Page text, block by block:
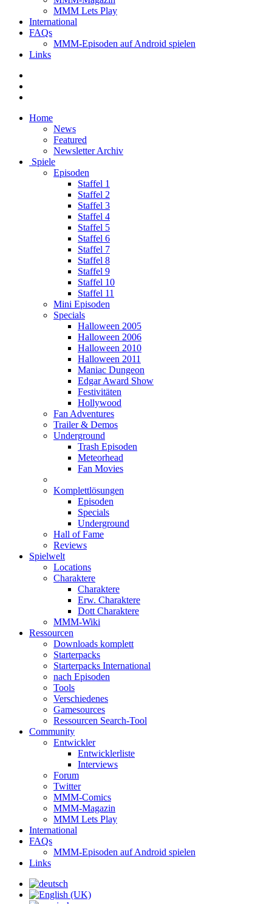
MMM Lets Play
International
FAQs
MMM-Episoden auf Android spielen
Links
Home
News
Featured
Newsletter Archiv
Spiele
Episoden
Staffel 1
Staffel 2
Staffel 3
Staffel 4
Staffel 5
Staffel 6
Staffel 7
Staffel 8
Staffel 9
Staffel 10
Staffel 11
Mini Episoden
Specials
Halloween 2005
Halloween 2006
Halloween 2010
Halloween 2011
Maniac Dungeon
Edgar Award Show
Festivitäten
Hollywood
Fan Adventures
Trailer & Demos
Underground
Trash Episoden
Meteorhead
Fan Movies
Komplettlösungen
Episoden
Specials
Underground
Hall of Fame
Reviews
Spielwelt
Locations
Charaktere
Charaktere
Erw. Charaktere
Dott Charaktere
MMM-Wiki
Ressourcen
Downloads komplett
Starterpacks
Starterpacks International
nach Episoden
Tools
Verschiedenes
Gamesources
Ressourcen Search-Tool
Community
Entwickler
Entwicklerliste
Interviews
Forum
Twitter
MMM-Comics
MMM-Magazin
MMM Lets Play
International
FAQs
MMM-Episoden auf Android spielen
Links